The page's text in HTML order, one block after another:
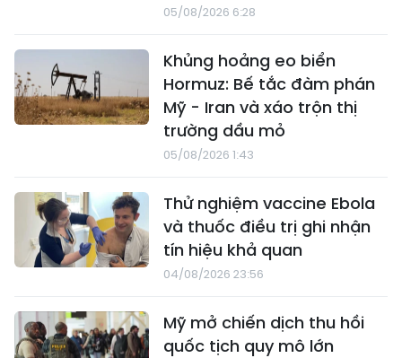
05/08/2026 6:28
Khủng hoảng eo biển
Hormuz: Bế tắc đàm phán
Mỹ - Iran và xáo trộn thị
trường dầu mỏ
05/08/2026 1:43
Thử nghiệm vaccine Ebola
và thuốc điều trị ghi nhận
tín hiệu khả quan
04/08/2026 23:56
Mỹ mở chiến dịch thu hồi
quốc tịch quy mô lớn